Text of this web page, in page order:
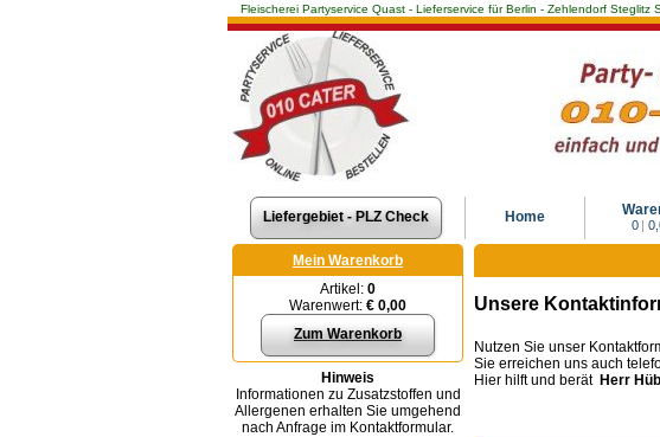
Fleischerei Partyservice Quast - Lieferservice für Berlin - Zehlendorf
Liefergebiet - PLZ Check Home 0 |
Mein Warenkorb
Artikel: 0
Warenwert: € 0,00
Zum Warenkorb
Hinweis
Informationen zu Zusatzstoffen und
Allergenen erhalten Sie umgehend
nach Anfrage im Kontaktformular.
Unsere
Nutzen Sie unser
Sie erreichen uns auch
Hier hilft und berät Herr